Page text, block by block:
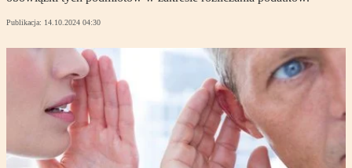
Publikacja: 14.10.2024 04:30